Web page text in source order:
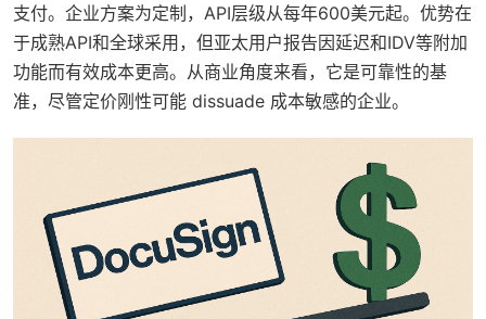
支付。企业方案为定制，API层级从每年600美元起。优势在
于成熟API和全球采用，但亚太用户报告因延迟和IDV等附加
功能而有效成本更高。从商业角度来看，它是可靠性的基
准，尽管定价刚性可能 dissuade 成本敏感的企业。